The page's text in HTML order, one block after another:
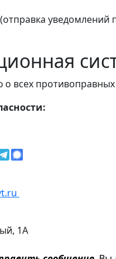
(отправка уведомлений
всех
1А